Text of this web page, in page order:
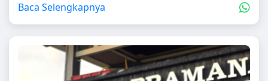
Baca Selengkapnya